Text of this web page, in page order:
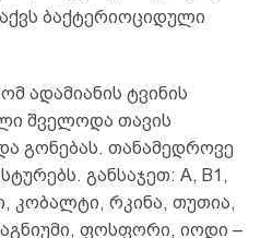
ბაქტერიოციდული
ადამიანის ტვინის
შველოდა თავის
გონებას. თანამედროვე
განსაჯეთ: A, B1,
კობალტი, რკინა, თუთია,
ფოსფორი, იოდი –